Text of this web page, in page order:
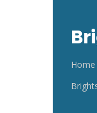
Home